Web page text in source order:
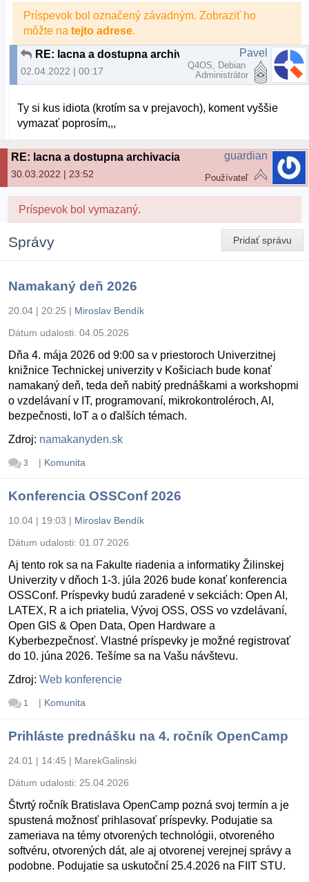
Príspevok bol označený závadným. Zobraziť ho
môžte natejto adrese.
02.04.2022 | 00:17
Pavel
Q4OS, Debian
Administrátor
Ty si kus idiota (krotím sa v prejavoch), koment vyššie
vymazať poprosím,,,
RE: lacna a dostupna archivacia
30.03.2022 | 23:52
guardian
Používateľ
Príspevok bol vymazaný.
Pridať správu
Správy
Namakaný deň 2026
20.04 | 20:25 | Miroslav Bendík
Dátum udalosti: 04.05.2026
Dňa 4. mája 2026 od 9:00 sa v priestoroch Univerzitnej
knižnice Technickej univerzity v Košiciach bude konať
namakaný deň, teda deň nabitý prednáškami a workshopmi
o vzdelávaní v IT, programovaní, mikrokontroléroch, AI,
bezpečnosti, IoT a o ďalších témach.
Zdroj: namakanyden.sk
3 | Komunita
Konferencia OSSConf 2026
10.04 | 19:03 | Miroslav Bendík
Dátum udalosti: 01.07.2026
Aj tento rok sa na Fakulte riadenia a informatiky Žilinskej
Univerzity v dňoch 1-3. júla 2026 bude konať konferencia
OSSConf. Príspevky budú zaradené v sekciách: Open AI,
LATEX, R a ich priatelia, Vývoj OSS, OSS vo vzdelávaní,
Open GIS & Open Data, Open Hardware a
Kyberbezpečnosť. Vlastné príspevky je možné registrovať
do 10. júna 2026. Tešíme sa na Vašu návštevu.
Zdroj: Web konferencie
1 | Komunita
Prihláste prednášku na 4. ročník OpenCamp
24.01 | 14:45 | MarekGalinski
Dátum udalosti: 25.04.2026
Štvrtý ročník Bratislava OpenCamp pozná svoj termín a je
spustená možnosť prihlasovať príspevky. Podujatie sa
zameriava na témy otvorených technológii, otvoreného
softvéru, otvorených dát, ale aj otvorenej verejnej správy a
podobne. Podujatie sa uskutoční 25.4.2026 na FIIT STU.